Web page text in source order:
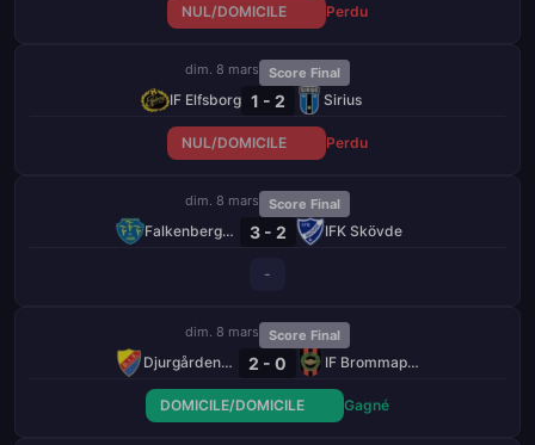
NUL/DOMICILE Perdu
dim. 8 mars Score Final
IF Elfsborg 1 - 2 Sirius
NUL/DOMICILE Perdu
dim. 8 mars Score Final
Falkenbergs FF 3 - 2 IFK Skövde
-
dim. 8 mars Score Final
Djurgårdens IF 2 - 0 IF Brommapojkarna
DOMICILE/DOMICILE Gagné